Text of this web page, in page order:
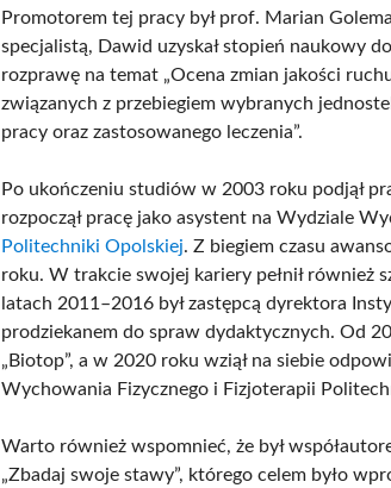
Promotorem tej pracy był prof. Marian
specjalistą, Dawid uzyskał stopień naukowy
rozprawę na temat „Ocena zmian jakości
związanych z przebiegiem wybranych
pracy oraz zastosowanego leczenia”.
Po ukończeniu studiów w 2003 roku podjął
rozpoczął pracę jako asystent na Wydziale
Politechniki Opolskiej. Z biegiem czasu
roku. W trakcie swojej kariery pełnił również
latach 2011–2016 był zastępcą dyrektora
prodziekanem do spraw dydaktycznych. Od
„Biotop”, a w 2020 roku wziął na siebie
Wychowania Fizycznego i Fizjoterapii
Warto również wspomnieć, że był
„Zbadaj swoje stawy”, którego celem było